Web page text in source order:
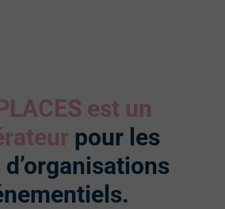
est un
pour les